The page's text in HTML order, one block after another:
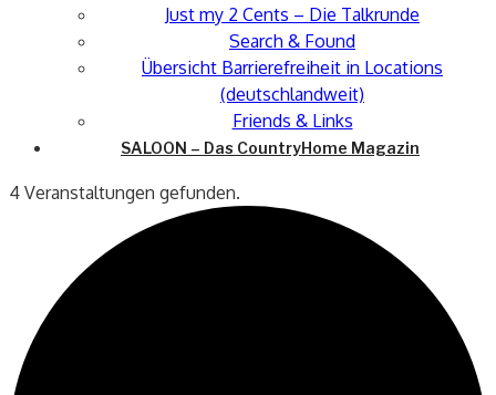
Just my 2 Cents – Die Talkrunde
Search & Found
Übersicht Barrierefreiheit in Locations
(deutschlandweit)
Friends & Links
SALOON – Das CountryHome Magazin
4 Veranstaltungen gefunden.